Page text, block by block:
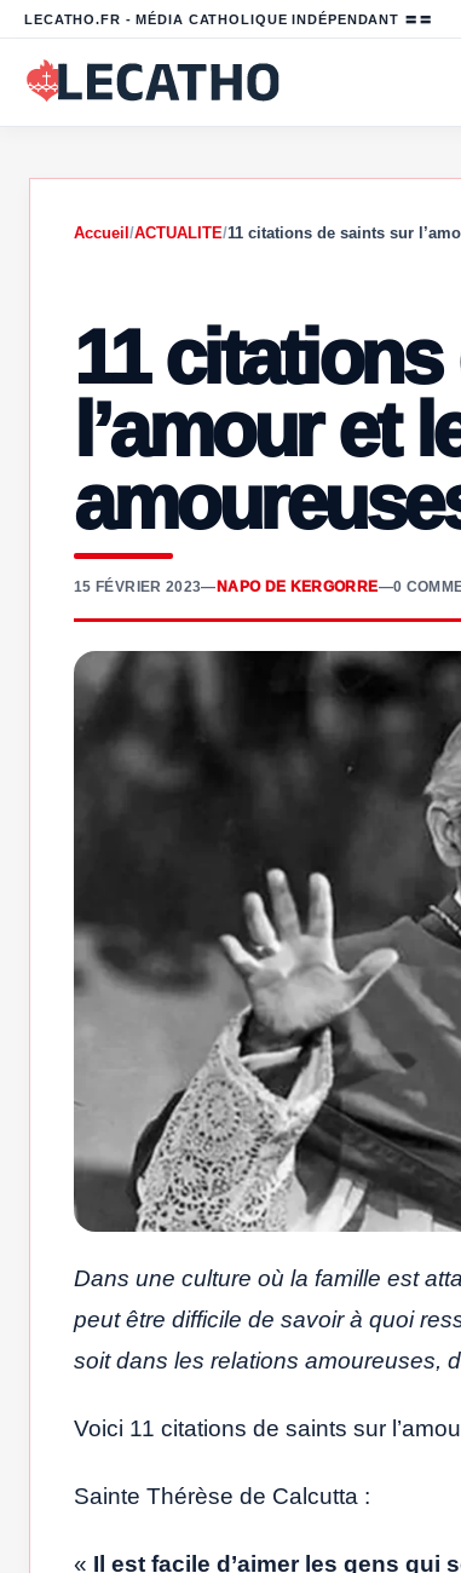
LECATHO.FR - MÉDIA CATHOLIQUE INDÉPENDANT 〓〓
Accueil /ACTUALITE/11 citations de saints sur
11
l’amour et
15 FÉVRIER 2023— NAPO DE KERGORRE—0
Dans une culture où la famille est
peut être difficile de savoir à quoi
soit dans les relations amoureuses,
Voici 11 citations de saints sur
Sainte Thérèse de Calcutta :
« Il est facile d’aimer les gens qui